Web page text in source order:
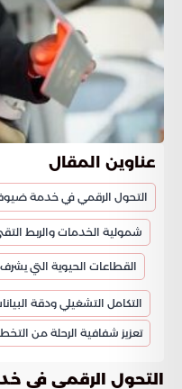
عناوين المقال
التحول الرقمي في خدمة ضيوف
شمولية الخدمات والربط
القطاعات الحيوية التي
التكامل التشغيلي ودقة
تعزيز شفافية الرحلة من
التحول الرقمي في